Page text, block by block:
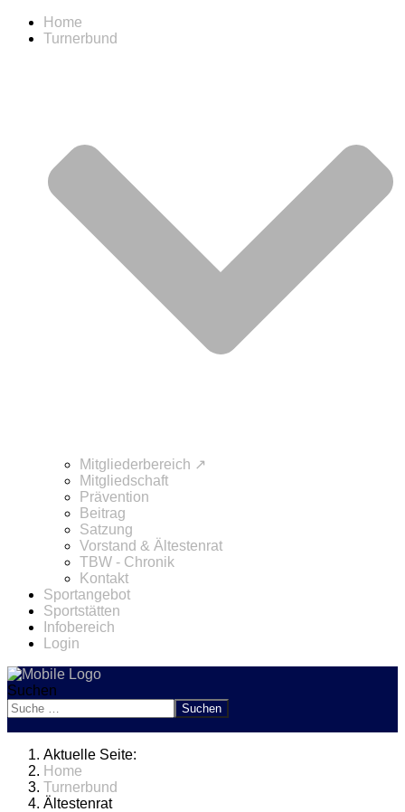
Home
Turnerbund
Mitgliederbereich ↗
Mitgliedschaft
Prävention
Beitrag
Satzung
Vorstand & Ältestenrat
TBW - Chronik
Kontakt
Sportangebot
Sportstätten
Infobereich
Login
Suchen
Suchen
Aktuelle Seite:
Home
Turnerbund
Ältestenrat